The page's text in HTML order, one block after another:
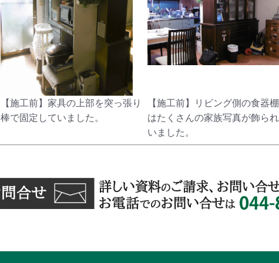
【施工前】家具の上部を突っ張り
棒で固定していました。
【施工前】リビング側の食器
はたくさんの家族写真が飾ら
いました。